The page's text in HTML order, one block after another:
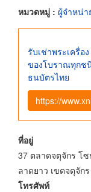
หมวดหมู่ : ผู้จำหน่
รับเช่าพระเครื่อ
ของโบราณทุกช
ธนบัตรไทย
https://
ที่อยู่
37 ตลาดจตุจักร โ
ลาดยาว เขตจตุจัก
โทรศัพท์